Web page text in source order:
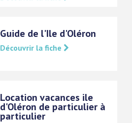
Guide de l'Ile d'Oléron
Découvrir la fiche
Location vacances ile
d'Oléron de particulier à
particulier